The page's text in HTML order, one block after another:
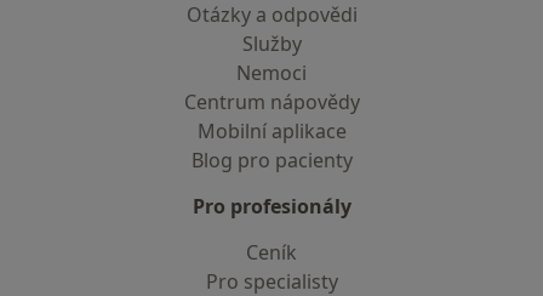
Otázky a odpovědi
Služby
Nemoci
Centrum nápovědy
Mobilní aplikace
Blog pro pacienty
Pro profesionály
Ceník
Pro specialisty